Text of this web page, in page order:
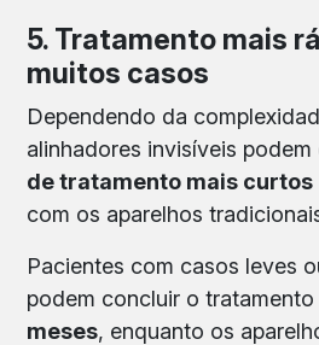
5. Tratamento mais
muitos casos
Dependendo da
alinhadores invisíveis
de tratamento mais curtos
com os aparelhos
Pacientes com casos leves
podem concluir o tratamento
meses, enquanto os